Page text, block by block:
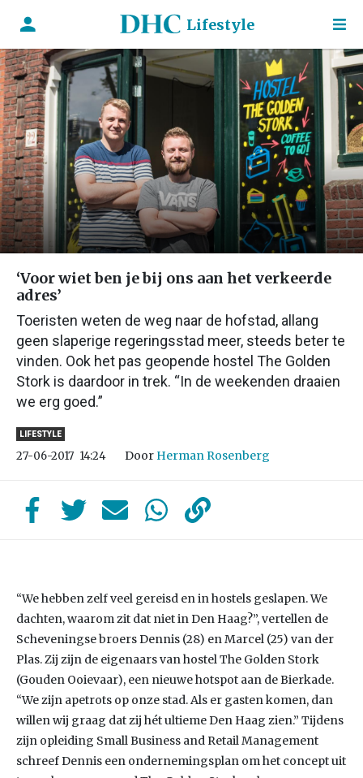
Lifestyle
‘Voor wiet ben je bij ons aan het verkeerde
adres’
Toeristen weten de weg naar de hofstad, allang
geen slaperige regeringsstad meer, steeds beter te
vinden. Ook het pas geopende hostel The Golden
Stork is daardoor in trek. “In de weekenden draaien
we erg goed.”
LIFESTYLE
27-06-2017 14:24 Door Herman Rosenberg
“We hebben zelf veel gereisd en in hostels geslapen. We
dachten, waarom zit dat niet in Den Haag?”, vertellen de
Scheveningse broers Dennis (28) en Marcel (25) van der
Plas. Zij zijn de eigenaars van hostel The Golden Stork
(Gouden Ooievaar), een nieuwe hotspot aan de Bierkade.
“We zijn apetrots op onze stad. Als er gasten komen, dan
willen wij graag dat zij hét ultieme Den Haag zien.” Tijdens
zijn opleiding Small Business and Retail Management
schreef Dennis een ondernemingsplan om het concept uit